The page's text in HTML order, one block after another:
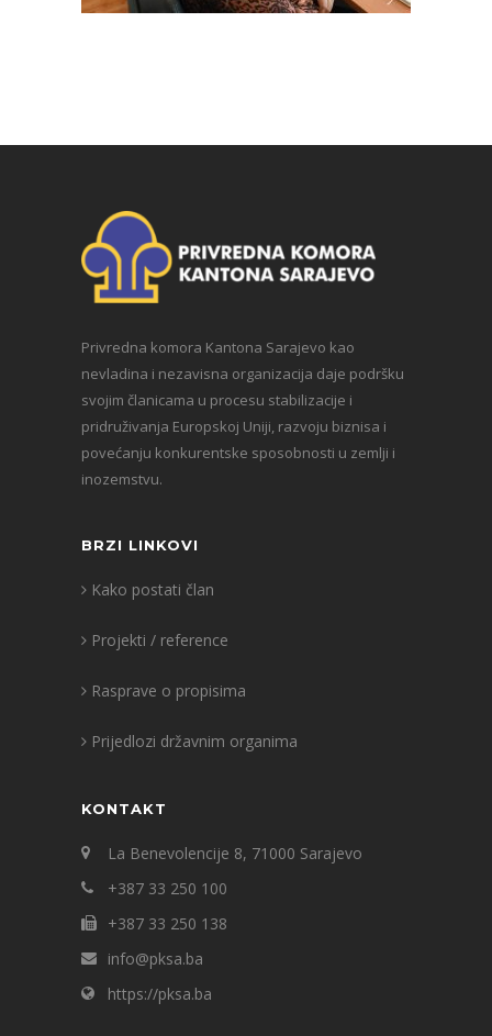
Privredna komora Kantona Sarajevo kao
nevladina i nezavisna organizacija daje podršku
svojim članicama u procesu stabilizacije i
pridruživanja Europskoj Uniji, razvoju biznisa i
povećanju konkurentske sposobnosti u zemlji i
inozemstvu.
BRZI LINKOVI
Kako postati član
Projekti / reference
Rasprave o propisima
Prijedlozi državnim organima
KONTAKT
La Benevolencije 8, 71000 Sarajevo
+387 33 250 100
+387 33 250 138
info@pksa.ba
https://pksa.ba